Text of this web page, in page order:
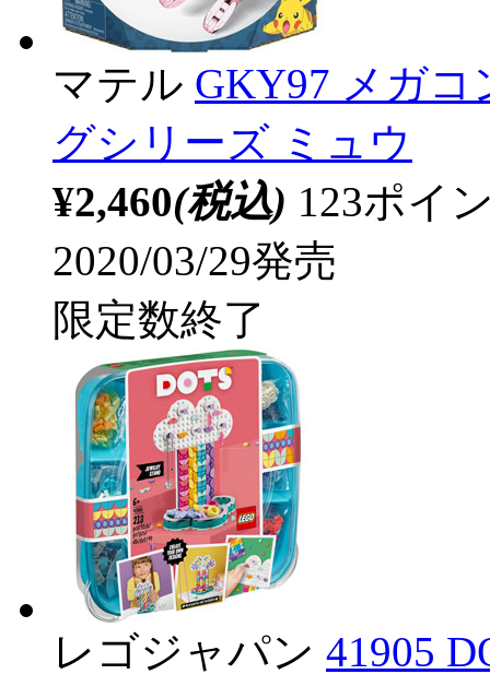
マテル GKY97 メガ
グシリーズ ミュウ
¥2,460(税込) 123ポイ
2020/03/29発売
限定数終了
レゴジャパン 41905